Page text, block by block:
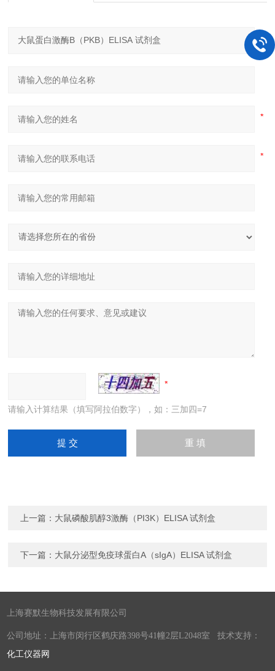
请输入计算结果（填写阿拉伯数字），如：三加四=7
上一篇： 大鼠磷酸肌醇3激酶（PI3K）ELISA 试剂盒
下一篇： 大鼠分泌型免疫球蛋白A（sIgA）ELISA 试剂盒
上海赛默生物科技发展有限公司
公司地址：上海市闵行区鹤庆路398号41幢2层L2048室 技术支持：
化工仪器网